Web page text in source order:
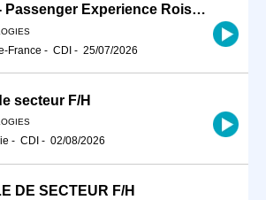
Chef d'Escale - Passenger Experience Roissy CDG F/H
France - CDI - 25/07/2026
secteur F/H
- CDI - 02/08/2026
DE SECTEUR F/H